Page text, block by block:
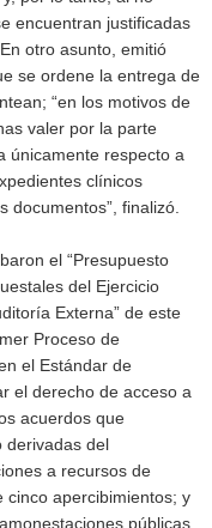
encuentran justificadas
otro asunto, emitió
se ordene la entrega de
“en los motivos de
valer por la parte
únicamente respecto a
clínicos
documentos”, finalizó.
el “Presupuesto
del Ejercicio
Externa” de este
Proceso de
el Estándar de
el derecho de acceso a
acuerdos que
derivadas del
a recursos de
cinco apercibimientos; y
públicas.